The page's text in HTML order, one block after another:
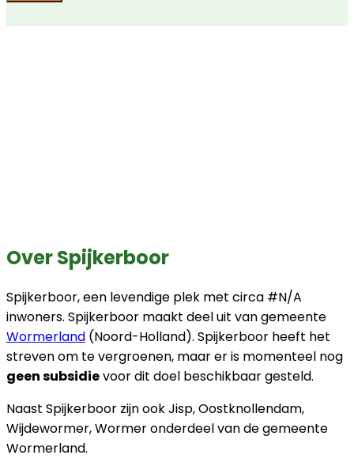
Over Spijkerboor
Spijkerboor, een levendige plek met circa #N/A
inwoners. Spijkerboor maakt deel uit van gemeente
Wormerland (Noord-Holland). Spijkerboor heeft het
streven om te vergroenen, maar er is momenteel nog
geen subsidievoor dit doel beschikbaar gesteld.
Naast Spijkerboor zijn ook Jisp, Oostknollendam,
Wijdewormer, Wormer onderdeel van de gemeente
Wormerland.